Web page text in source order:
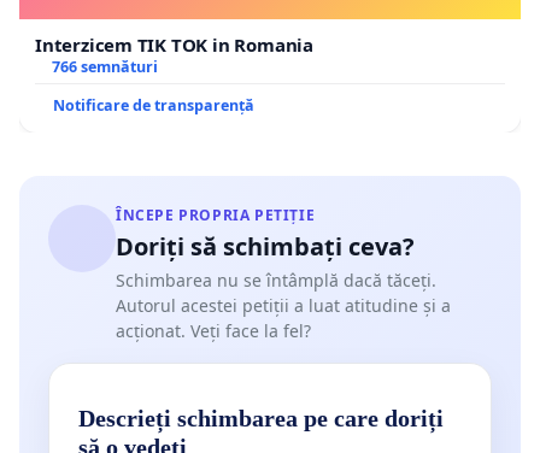
Interzicem TIK TOK in Romania
766 semnături
Notificare de transparență
ÎNCEPE PROPRIA PETIȚIE
Doriți să schimbați ceva?
Schimbarea nu se întâmplă dacă tăceți.
Autorul acestei petiții a luat atitudine și a
acționat. Veți face la fel?
Descrieți schimbarea pe care doriți
să o vedeți